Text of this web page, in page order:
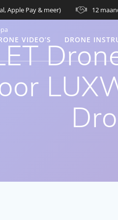
Apple Pay & meer) 12
VIDEO’S DRONE